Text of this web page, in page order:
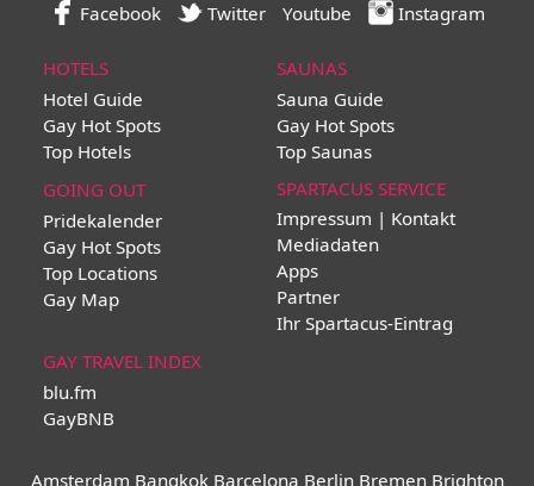
Facebook Twitter Youtube Instagram
HOTELS
Hotel Guide
Gay Hot Spots
Top Hotels
SAUNAS
Sauna Guide
Gay Hot Spots
Top Saunas
GOING OUT
Pridekalender
Gay Hot Spots
Top Locations
Gay Map
SPARTACUS SERVICE
Impressum | Kontakt
Mediadaten
Apps
Partner
Ihr Spartacus-Eintrag
GAY TRAVEL INDEX
blu.fm
GayBNB
Amsterdam Bangkok Barcelona Berlin Bremen Brighton